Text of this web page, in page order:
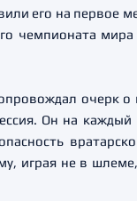
его на первое
чемпионата
очерк о
Он на
играя не в